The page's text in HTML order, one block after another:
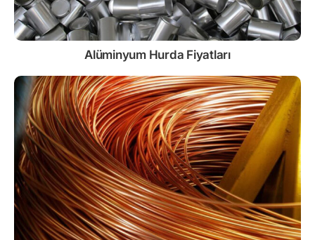
Alüminyum Hurda Fiyatları